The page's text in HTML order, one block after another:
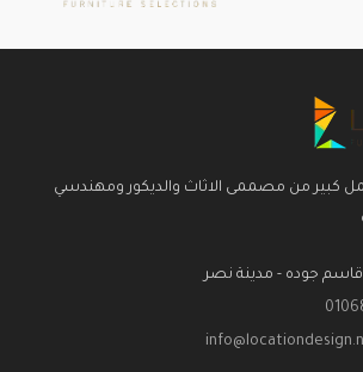
كبير من مصممى الاثاث والديكور ومهندسي